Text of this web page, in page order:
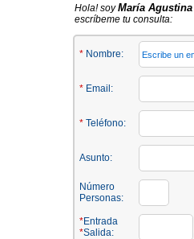
Hola! soyMaría Agustina
escríbeme tu consulta:
* Nombre:
* Email:
* Teléfono:
Asunto:
Número
Personas:
*Entrada
*Salida: